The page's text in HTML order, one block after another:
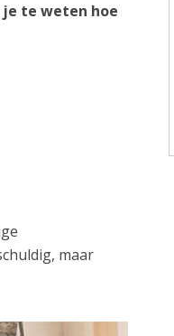
te weten hoe
maar